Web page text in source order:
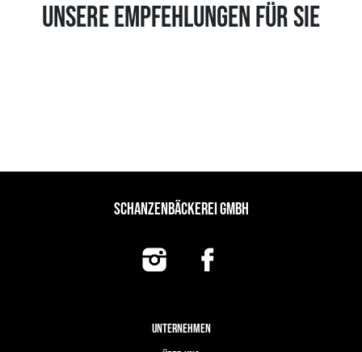
UNSERE EMPFEHLUNGEN FÜR SIE
SCHANZENBÄCKEREI GMBH
UNTERNEHMEN